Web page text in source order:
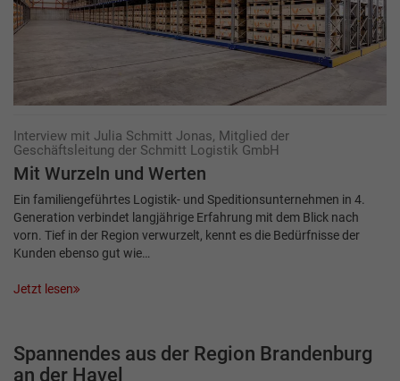
Interview mit Julia Schmitt Jonas, Mitglied der
Geschäftsleitung der Schmitt Logistik GmbH
Mit Wurzeln und Werten
Ein familiengeführtes Logistik- und Speditionsunternehmen in 4.
Generation verbindet langjährige Erfahrung mit dem Blick nach
vorn. Tief in der Region verwurzelt, kennt es die Bedürfnisse der
Kunden ebenso gut wie…
Jetzt lesen
Spannendes aus der Region Brandenburg
an der Havel